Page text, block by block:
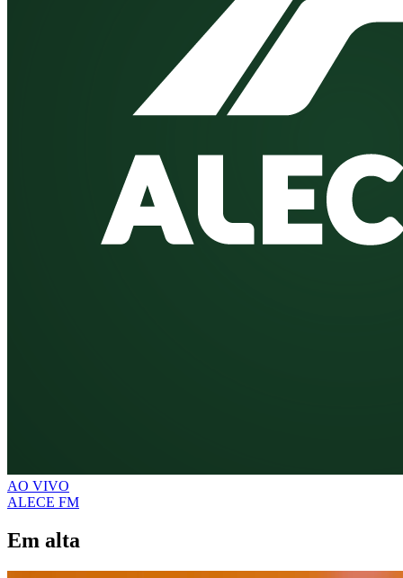
AO VIVO
ALECE FM
Em alta